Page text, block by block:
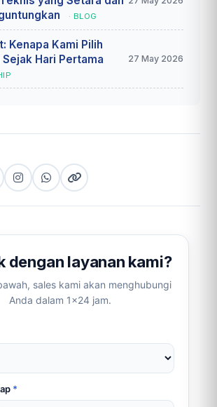
· BLOG
Kenapa Kami Pilih
Hari Pertama
27 May 2026
Instagram
(copy
WhatsApp
Copy
link
dengan layanan kami?
sales kami akan menghubungi
Anda dalam 1×24 jam.
*